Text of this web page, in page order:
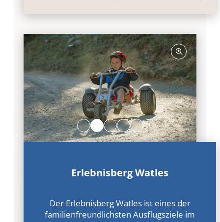
Erlebnisberg Watles
Der Erlebnisberg Watles ist eines der
familienfreundlichsten Ausflugsziele im